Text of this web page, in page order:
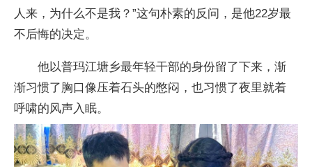
人来，为什么不是我？”这句朴素的反问，是他22岁最
不后悔的决定。
他以普玛江塘乡最年轻干部的身份留了下来，渐
渐习惯了胸口像压着石头的憋闷，也习惯了夜里就着
呼啸的风声入眠。